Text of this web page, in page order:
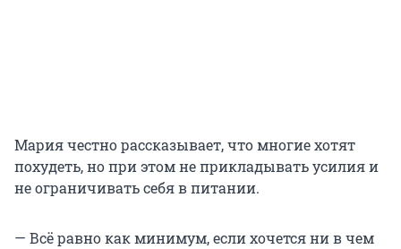
Мария честно рассказывает, что многие хотят
похудеть, но при этом не прикладывать усилия и
не ограничивать себя в питании.
— Всё равно как минимум, если хочется ни в чем